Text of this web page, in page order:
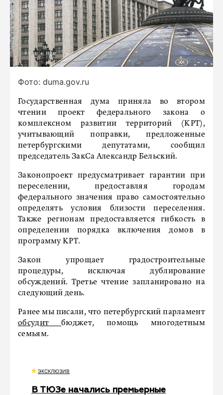
Фото: duma.gov.ru
Государственная дума приняла во втором
чтении проект федерального закона о
комплексном развитии территорий (КРТ),
учитывающий поправки, предложенные
петербургскими депутатами, сообщил
председатель ЗакСа Александр Бельский.
Законопроект предусматривает гарантии при
переселении, предоставляя городам
федерального значения право самостоятельно
определять условия близости переселения.
Также регионам предоставляется гибкость в
определении порядка включения домов в
программу КРТ.
Закон упрощает градостроительные
процедуры, исключая дублирование
обсуждений. Третье чтение запланировано на
следующий день.
Ранее мы писали, что петербургский парламент
обсудит бюджет, помощь многодетным
семьям.
ЭКСКЛЮЗИВ
В ТЮЗе начались премьерные